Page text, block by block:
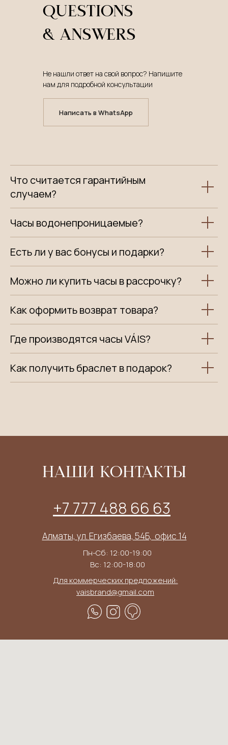
QUESTIONS
& ANSWERS
Не нашли ответ на свой вопрос? Напишите
нам для подробной консультации
Написать в WhatsApp
Что считается гарантийным
случаем?
Часы водонепроницаемые?
Есть ли у вас бонусы и подарки?
Можно ли купить часы в рассрочку?
Как оформить возврат товара?
Где производятся часы VÁIS?
Как получить браслет в подарок?
НАШИ КОНТАКТЫ
+7 777 488 66 63
Алматы, ул. Егизбаева, 54Б, ​ офис 14
Для коммерческих предложений:
vaisbrand@gmail.com
Пн-Сб: 12:00-19:00
Вс: 12:00-18:00